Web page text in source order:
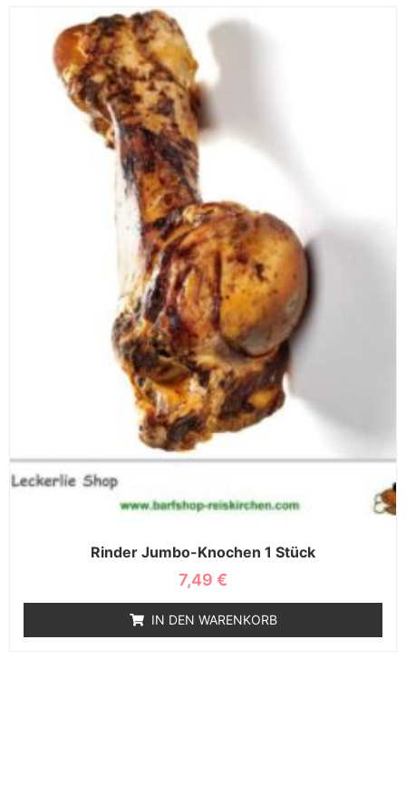
Rinder Jumbo-Knochen 1 Stück
7,49 €
IN DEN WARENKORB